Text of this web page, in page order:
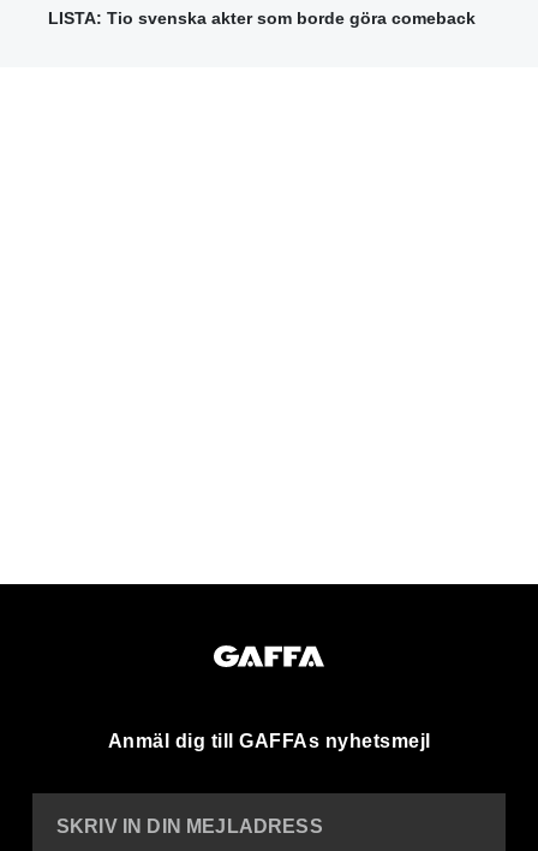
LISTA: Tio svenska akter som borde göra comeback
Anmäl dig till GAFFAs nyhetsmejl
SKRIV IN DIN MEJLADRESS